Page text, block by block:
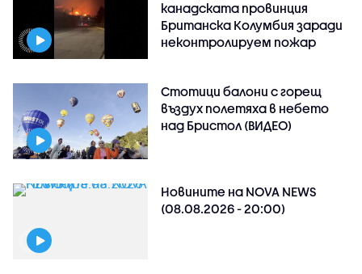
канадската провинция
Британска Колумбия заради
неконтролируем пожар
Стотици балони с горещ
въздух полетяха в небето
над Бристол (ВИДЕО)
Новините на NOVA NEWS
(08.08.2026 - 20:00)